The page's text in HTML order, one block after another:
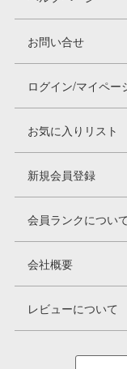
お問い合せ
ログイン/マイペー
お気に入りリスト
新規会員登録
会員ランクについて
会社概要
レビューについて